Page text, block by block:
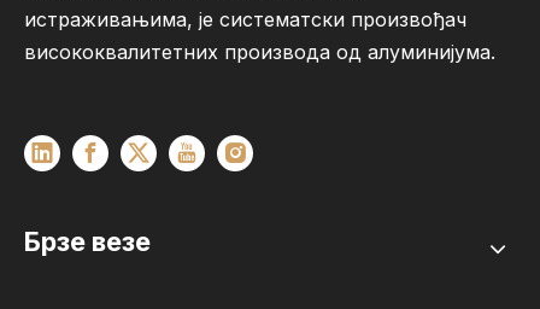
истраживањима, је систематски произвођач
висококвалитетних производа од алуминијума.
Брзе везе